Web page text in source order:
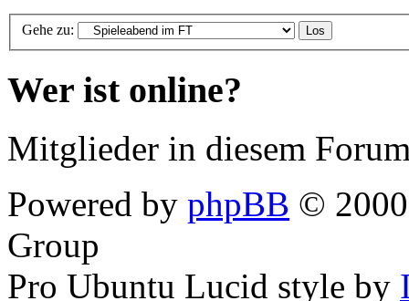
Gehe zu:
Wer ist online?
Mitglieder in diesem
Powered by phpBB ©
Group
Pro Ubuntu Lucid style by